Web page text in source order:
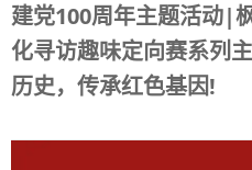
建党100周年主题活动|
化寻访趣味定向赛系列
历史，传承红色基因!